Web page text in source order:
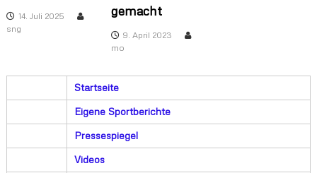
14. Juli 2025
sng
gemacht
9. April 2023
mo
Startseite
Eigene Sportberichte
Pressespiegel
Videos